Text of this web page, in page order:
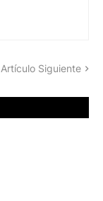
Artículo Siguiente